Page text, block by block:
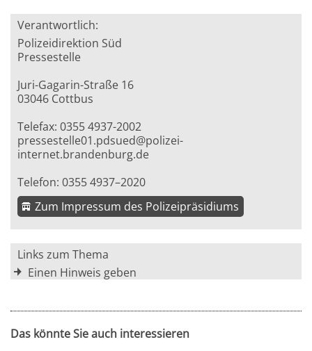
Verantwortlich:
Polizeidirektion Süd
Pressestelle
Juri-Gagarin-Straße 16
03046 Cottbus
Telefax: 0355 4937-2002
pressestelle01.pdsued@polizei-
internet.brandenburg.de
Telefon: 0355 4937–2020
Zum Impressum des Polizeipräsidiums
Links zum Thema
Einen Hinweis geben
Das könnte Sie auch interessieren